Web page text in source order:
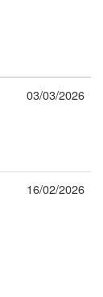
03/03/2026
16/02/2026